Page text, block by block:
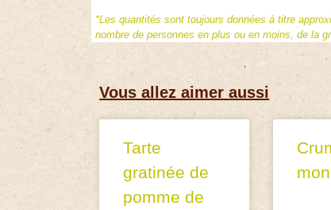
*Les quantités sont toujours données à titre
nombre de personnes en plus ou en moins, de la
Vous allez aimer aussi
Tarte
gratinée de
pomme de